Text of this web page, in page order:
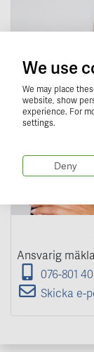
Ansvarig
076-801
Skicka e-
We use
We may place
website, show
experience. For
settings.
Deny